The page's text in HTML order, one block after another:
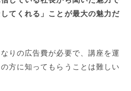
てくれる」ことが最大の魅力だ
りの広告費が必要で、講座を運
方に知ってもらうことは難しい